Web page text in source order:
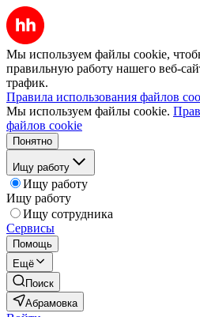
Мы используем файлы cookie,
правильную работу нашего веб-
трафик.
Правила использования файлов
Мы используем файлы cookie.
файлов cookie
Понятно
Ищу работу
Ищу работу
Ищу работу
Ищу сотрудника
Сервисы
Помощь
Ещё
Поиск
Абрамовка